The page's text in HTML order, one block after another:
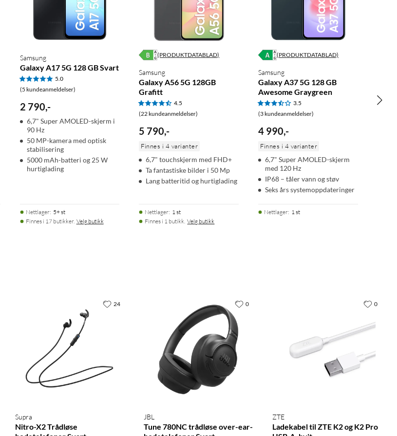
Samsung
Galaxy A17 5G 128 GB Svart
5.0
(5 kundeanmeldelser)
2 790,-
6,7" Super AMOLED-skjerm i
90 Hz
50 MP-kamera med optisk
stabilisering
5000 mAh-batteri og 25 W
hurtiglading
Nettlager: 5+ st
Finnes i 17 butikker. Velg butikk
(PRODUKTDATABLAD)
Samsung
Galaxy A56 5G 128GB
Grafitt
4.5
(22 kundeanmeldelser)
5 790,-
Finnes i 4 varianter
6,7" touchskjerm med FHD+
Ta fantastiske bilder i 50 Mp
Lang batteritid og hurtiglading
Nettlager: 1 st
Finnes i 1 butikk. Velg butikk
(PRODUKTDATABLAD)
Samsung
Galaxy A37 5G 128 GB
Awesome Graygreen
3.5
(3 kundeanmeldelser)
4 990,-
Finnes i 4 varianter
6,7" Super AMOLED-skjerm
med 120 Hz
IP68 – tåler vann og støv
Seks års systemoppdateringer
Nettlager: 1 st
Supra
Nitro-X2 Trådløse
24
JBL
Tune 780NC trådløse over-ear-
0
ZTE
Ladekabel til ZTE K2 og K2 Pro
0